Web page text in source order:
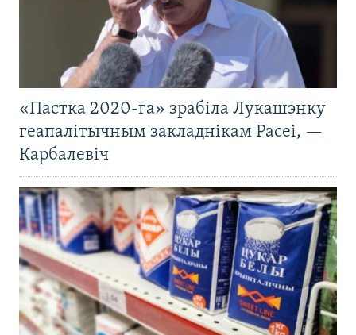
«Пастка 2020-га» зрабіла Лукашэнку
геапалітычным закладнікам Расеі, —
Карбалевіч